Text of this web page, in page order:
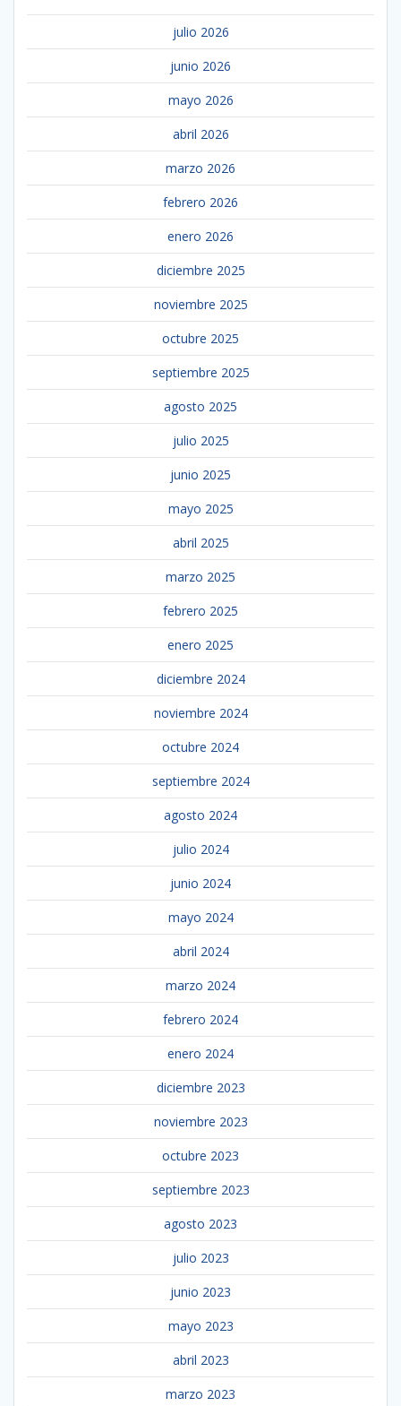
julio 2026
junio 2026
mayo 2026
abril 2026
marzo 2026
febrero 2026
enero 2026
diciembre 2025
noviembre 2025
octubre 2025
septiembre 2025
agosto 2025
julio 2025
junio 2025
mayo 2025
abril 2025
marzo 2025
febrero 2025
enero 2025
diciembre 2024
noviembre 2024
octubre 2024
septiembre 2024
agosto 2024
julio 2024
junio 2024
mayo 2024
abril 2024
marzo 2024
febrero 2024
enero 2024
diciembre 2023
noviembre 2023
octubre 2023
septiembre 2023
agosto 2023
julio 2023
junio 2023
mayo 2023
abril 2023
marzo 2023